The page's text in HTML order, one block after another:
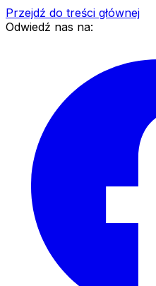
Przejdź do treści głównej
Odwiedź nas na: